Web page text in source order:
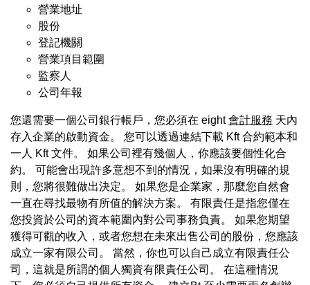
營業地址
股份
登記機關
營業項目範圍
監察人
公司年報
您還需要一個公司銀行帳戶，您必須在 eight會計服務 天內
存入企業的啟動資金。 您可以透過連結下載 Kft 合約範本和
一人 Kft 文件。 如果公司裡有幾個人，你應該要個性化合
約。 可能會出現許多意想不到的情況，如果沒有明確的規
則，您將很難做出決定。 如果您是企業家，那麼您自然會
一直在尋找最物有所值的解決方案。 有限責任是指您僅在
您投資於公司的資本範圍內對公司事務負責。 如果您期望
獲得可觀的收入，或者您想在未來出售公司的股份，您應該
成立一家有限公司。 當然，你也可以自己成立有限責任公
司，這就是所謂的個人獨資有限責任公司。 在這種情況